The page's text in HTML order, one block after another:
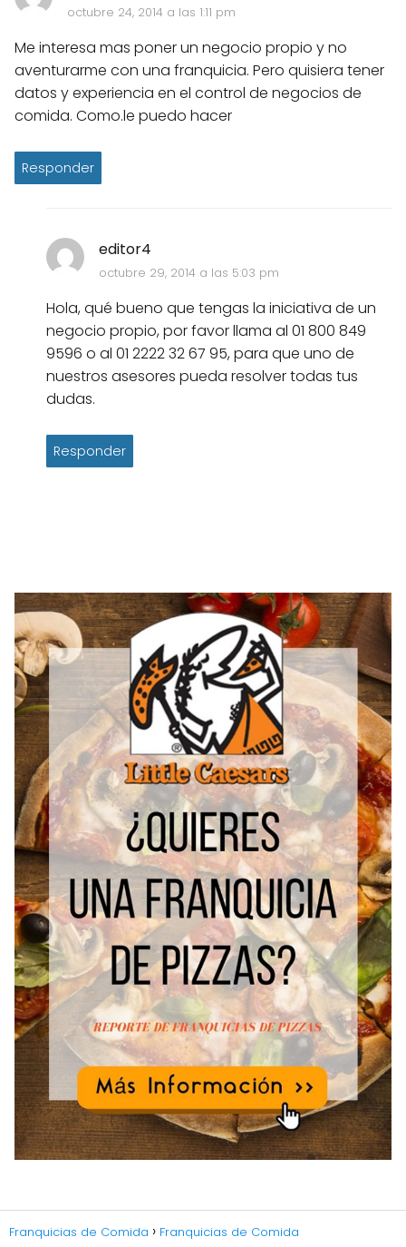
octubre 24, 2014 a las 1:11 pm
Me interesa mas poner un negocio propio y no
aventurarme con una franquicia. Pero quisiera tener
datos y experiencia en el control de negocios de
comida. Como.le puedo hacer
Responder
editor4
octubre 29, 2014 a las 5:03 pm
Hola, qué bueno que tengas la iniciativa de un
negocio propio, por favor llama al 01 800 849
9596 o al 01 2222 32 67 95, para que uno de
nuestros asesores pueda resolver todas tus
dudas.
Responder
Franquicias de Comida
Franquicias de Comida